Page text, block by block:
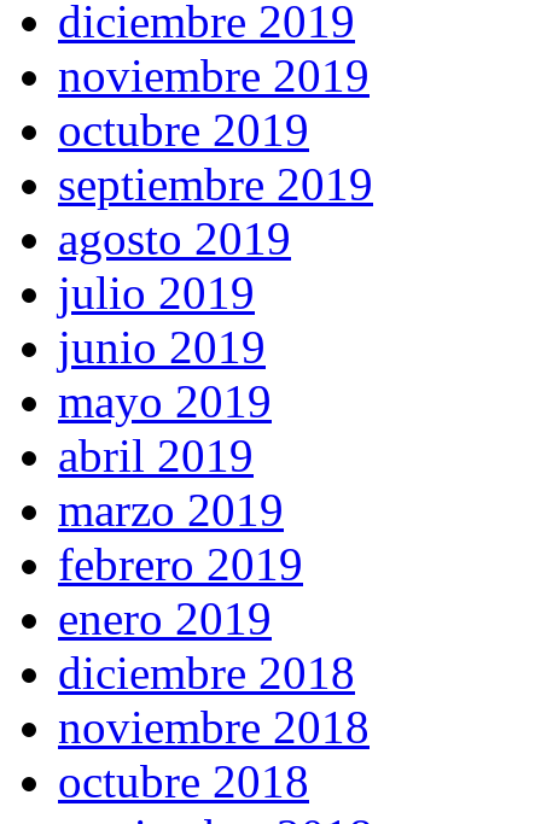
diciembre 2019
noviembre 2019
octubre 2019
septiembre 2019
agosto 2019
julio 2019
junio 2019
mayo 2019
abril 2019
marzo 2019
febrero 2019
enero 2019
diciembre 2018
noviembre 2018
octubre 2018